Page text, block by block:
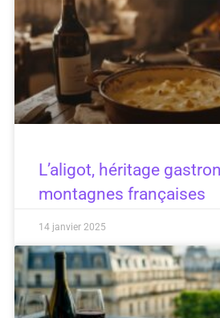
L’aligot, héritage
montagnes françaises
14 janvier 2025